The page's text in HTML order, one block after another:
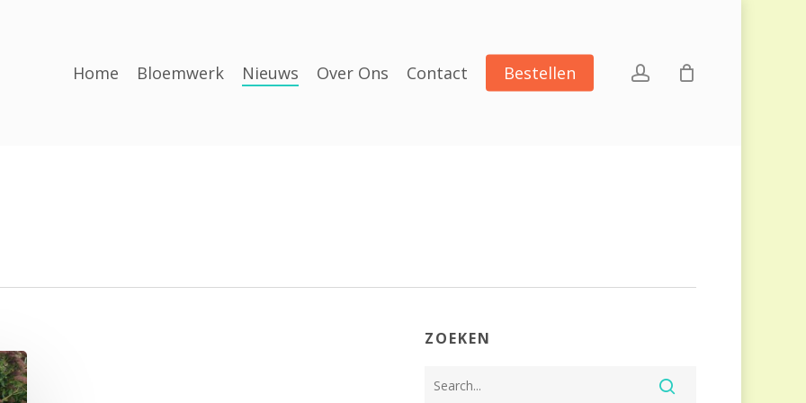
Home Bloemwerk Nieuws Over Ons Contact Bestellen account
ZOEKEN